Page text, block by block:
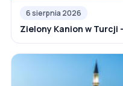
6 sierpnia 2026
Zielony Kanion w Turcji